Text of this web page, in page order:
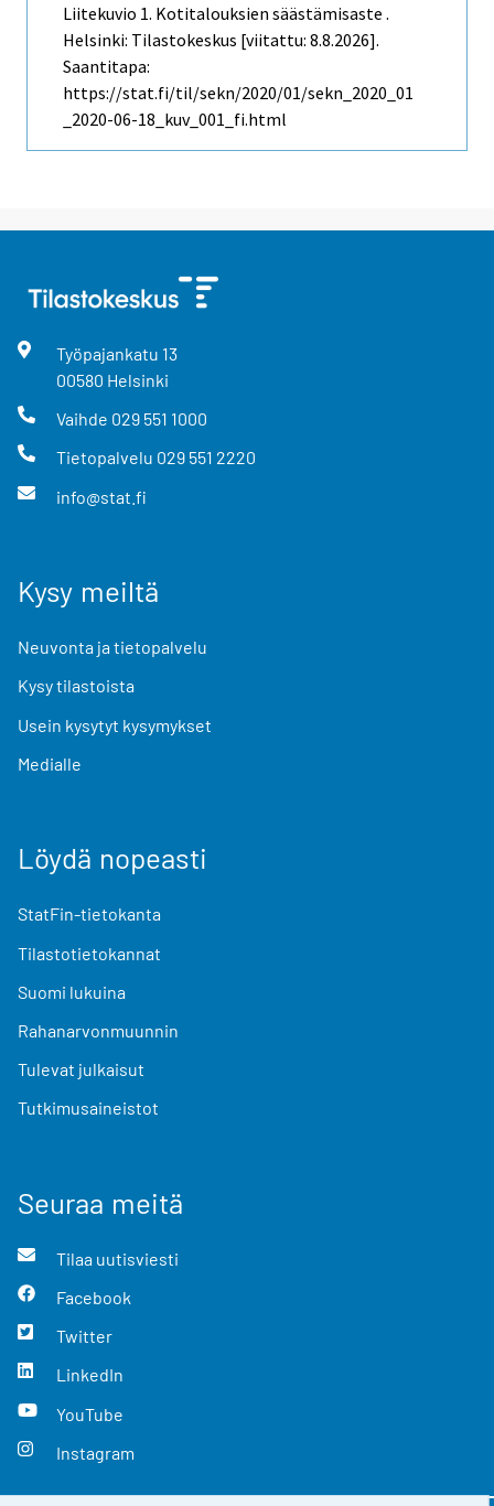
Liitekuvio 1. Kotitalouksien säästämisaste .
Helsinki: Tilastokeskus [viitattu: 8.8.2026].
Saantitapa:
https://stat.fi/til/sekn/2020/01/sekn_2020_01
_2020-06-18_kuv_001_fi.html
Työpajankatu 13
00580 Helsinki
Vaihde 029 551 1000
Tietopalvelu 029 551 2220
info@stat.fi
Kysy meiltä
Neuvonta ja tietopalvelu
Kysy tilastoista
Usein kysytyt kysymykset
Medialle
Löydä nopeasti
StatFin-tietokanta
Tilastotietokannat
Suomi lukuina
Rahanarvonmuunnin
Tulevat julkaisut
Tutkimusaineistot
Seuraa meitä
Tilaa uutisviesti
Facebook
Twitter
LinkedIn
YouTube
Instagram